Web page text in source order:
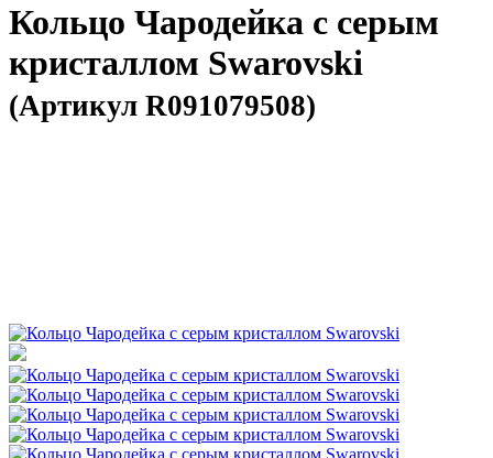
Кольцо Чародейка с серым
кристаллом Swarovski
(Артикул R091079508)